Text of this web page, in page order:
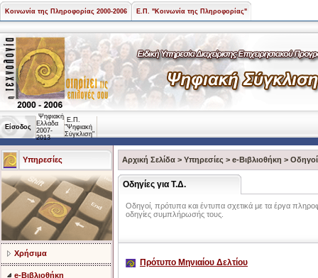
Κοινωνία της Πληροφορίας 2000-2006 Ε.Π. "Κοινωνία της Πληροφορίας"
Είσοδος
Ψηφιακή
Ελλάδα
2007-
2013
Ε.Π.
"Ψηφιακή
Σύγκλιση"
Υπηρεσίες
Χρήσιμα
e-Βιβλιοθήκη
Αρχική Σελίδα > Υπηρεσίες > e-Βιβλιοθήκη >
Οδηγίες για Τ.Δ.
Οδηγοί, πρότυπα και έντυπα σχετικά με τα έργα
οδηγίες συμπλήρωσής τους.
Πρότυπο Μηνιαίου Δελτίου